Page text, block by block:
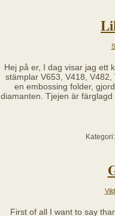
Hej på er, I dag visar jag ett
stämplar V653, V418,
en embossing folder,
diamanten. Tjejen är färglagd
First of all I want to say